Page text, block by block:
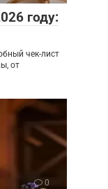
году:
чек-лист
от
0